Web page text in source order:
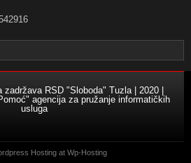
RSD "Sloboda" Tuzla | 2020 |
agencija za pružanje informatičkih
usluga
Hosting at Wp-Hosting